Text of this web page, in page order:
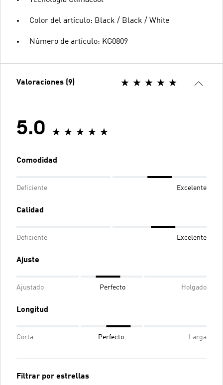
Color del artículo: Black / Black / White
Número de artículo: KG0809
Valoraciones (9)
5.0
Comodidad
Deficiente Excelente
Calidad
Deficiente Excelente
Ajuste
Ajustado Perfecto Holgado
Longitud
Corta Perfecto Larga
Filtrar por estrellas